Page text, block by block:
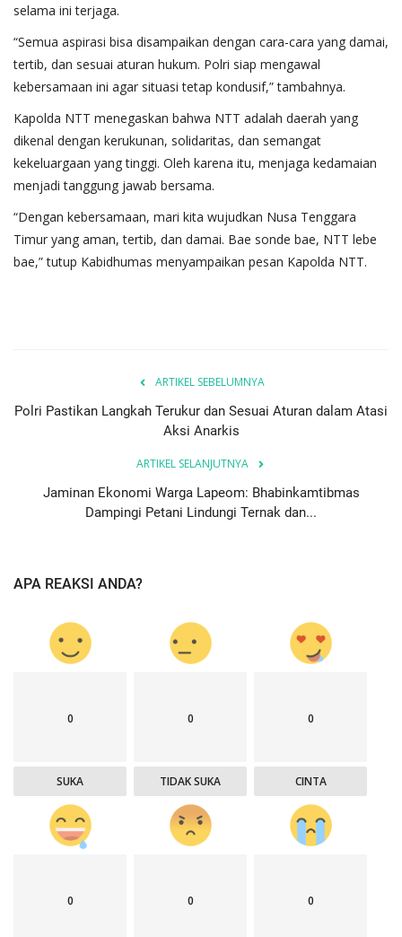
selama ini terjaga.
“Semua aspirasi bisa disampaikan dengan cara-cara yang damai,
tertib, dan sesuai aturan hukum. Polri siap mengawal
kebersamaan ini agar situasi tetap kondusif,” tambahnya.
Kapolda NTT menegaskan bahwa NTT adalah daerah yang
dikenal dengan kerukunan, solidaritas, dan semangat
kekeluargaan yang tinggi. Oleh karena itu, menjaga kedamaian
menjadi tanggung jawab bersama.
“Dengan kebersamaan, mari kita wujudkan Nusa Tenggara
Timur yang aman, tertib, dan damai. Bae sonde bae, NTT lebe
bae,” tutup Kabidhumas menyampaikan pesan Kapolda NTT.
ARTIKEL SEBELUMNYA
Polri Pastikan Langkah Terukur dan Sesuai Aturan dalam Atasi
Aksi Anarkis
ARTIKEL SELANJUTNYA
Jaminan Ekonomi Warga Lapeom: Bhabinkamtibmas
Dampingi Petani Lindungi Ternak dan...
APA REAKSI ANDA?
0
SUKA
0
TIDAK SUKA
0
CINTA
0 0 0